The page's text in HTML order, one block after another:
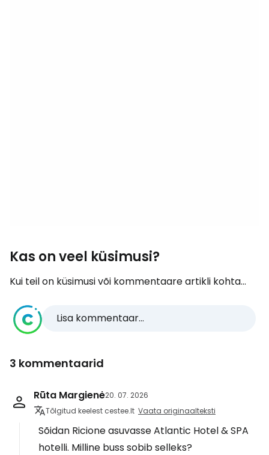
Kas on veel küsimusi?
Kui teil on küsimusi või kommentaare artikli kohta...
Lisa kommentaar...
3 kommentaarid
Rūta Margienė20. 07. 2026
Tõlgitud keelest cestee.lt Vaata originaalteksti
Sõidan Ricione asuvasse Atlantic Hotel & SPA
hotelli. Milline buss sobib selleks?